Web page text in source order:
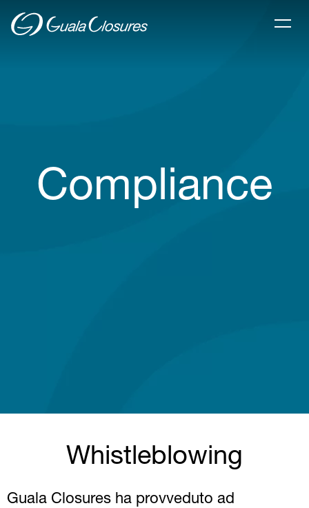
Compliance
Whistleblowing
Guala Closures ha provveduto ad